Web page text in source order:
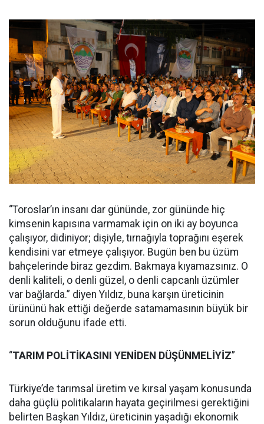
“Toroslar’ın insanı dar gününde, zor gününde hiç
kimsenin kapısına varmamak için on iki ay boyunca
çalışıyor, didiniyor; dişiyle, tırnağıyla toprağını eşerek
kendisini var etmeye çalışıyor. Bugün ben bu üzüm
bahçelerinde biraz gezdim. Bakmaya kıyamazsınız. O
denli kaliteli, o denli güzel, o denli capcanlı üzümler
var bağlarda.” diyen Yıldız, buna karşın üreticinin
ürününü hak ettiği değerde satamamasının büyük bir
sorun olduğunu ifade etti.
“TARIM POLİTİKASINI YENİDEN DÜŞÜNMELİYİZ”
Türkiye’de tarımsal üretim ve kırsal yaşam konusunda
daha güçlü politikaların hayata geçirilmesi gerektiğini
belirten Başkan Yıldız, üreticinin yaşadığı ekonomik